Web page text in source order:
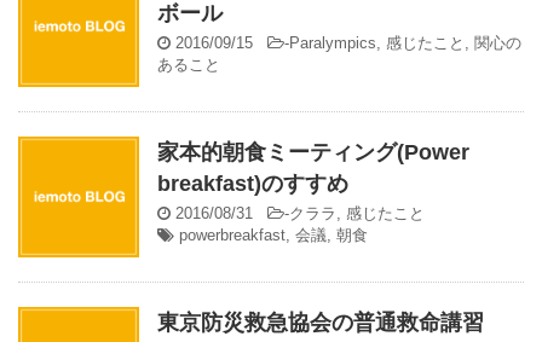
ボール
2016/09/15 -Paralympics, 感じたこと , 関心の
あること
家本的朝食ミーティング(Power
breakfast)のすすめ
2016/08/31 -クララ , 感じたこと
powerbreakfast, 会議, 朝食
東京防災救急協会の普通救命講習